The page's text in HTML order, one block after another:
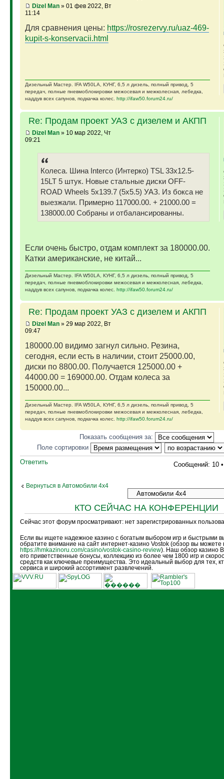
Dizel Man» 01 фев 2022, Вт
11:14
Для сравнения цены: https://rosrezervy.ru/uaz-469-
kupit-s-konservacii.html
Дизельный Мастер. IFA W50LA, КУНГ, 6,5 л дизель, полный привод, 5
передач, полные пневмоблокировки межосевая и межколесная, лебедка,
наддув всех сапунов, подкачка колес. http://ifaw50.forum24.ru/
Re: Продам проект УАЗ с дизелем и АКПП
Dizel Man» 10 мар 2022, Чт
09:21
Колеса. Шина Interco (Интерко) TSL 33x12.5-
15LT 5 штук. Новые стальные диски OFF-
ROAD Wheels 5x139.7 (5x5.5) УАЗ. Из бокса не
выезжали. Примерно 117000.00. + 21000.00 =
138000.00 Собраны и отбалансированны.
Если очень быстро, отдам комплект за 180000.00.
Катки американские, не китай...
Дизельный Мастер. IFA W50LA, КУНГ, 6,5 л дизель, полный привод, 5
передач, полные пневмоблокировки межосевая и межколесная, лебедка,
наддув всех сапунов, подкачка колес. http://ifaw50.forum24.ru/
Re: Продам проект УАЗ с дизелем и АКПП
Dizel Man» 29 мар 2022, Вт
09:47
180000.00 видимо загнул сильно. Резина,
сегодня, если есть в наличии, стоит 25000.00,
диски по 8800.00. Получается 125000.00 +
44000.00 = 169000.00. Отдам колеса за
150000.00...
Дизельный Мастер. IFA W50LA, КУНГ, 6,5 л дизель, полный привод, 5
передач, полные пневмоблокировки межосевая и межколесная, лебедка,
наддув всех сапунов, подкачка колес. http://ifaw50.forum24.ru/
Показать сообщения за:
Поле сортировки
Ответить
Сообщений: 10
Вернуться в Автомобили 4х4
КТО СЕЙЧАС НА КОНФЕРЕНЦИИ
Сейчас этот форум просматривают: нет зарегистрированных
Если вы ищете надежное казино с богатым выбором игр и быстрыми
обратите внимание на сайт интернет-казино Vostok (обзор вы можете
https://hmkazinoru.com/casino/vostok-casino-review). Наш обзор казино
его приветственные бонусы, коллекцию из более чем 1800 игр и
средств как ключевые преимущества. Это идеальный выбор для тех,
сервиса и широкий ассортимент развлечений.